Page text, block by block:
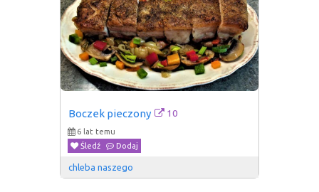
Boczek pieczony 10
6 lat temu
Śledź
Dodaj
chleba naszego